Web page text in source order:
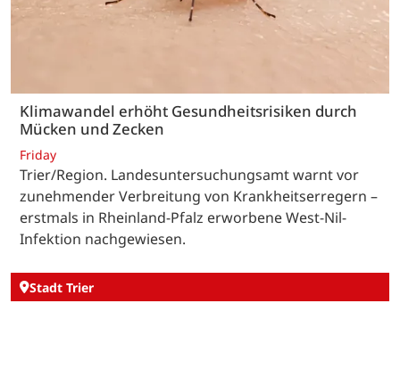
Klimawandel erhöht Gesundheitsrisiken durch
Mücken und Zecken
Friday
Trier/Region. Landesuntersuchungsamt warnt vor
zunehmender Verbreitung von Krankheitserregern –
erstmals in Rheinland-Pfalz erworbene West-Nil-
Infektion nachgewiesen.
Stadt Trier